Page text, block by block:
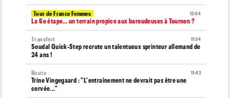
12:04
Tour de France Femmes
La 6e étape… un terrain propice aux baroudeuses à Tournon ?
11:54
Transfert
Soudal Quick-Step recrute un talentueux sprinteur allemand de
24 ans !
11:43
Route
Trine Vingegaard : "L'entraînement ne devrait pas être une
corvée..."